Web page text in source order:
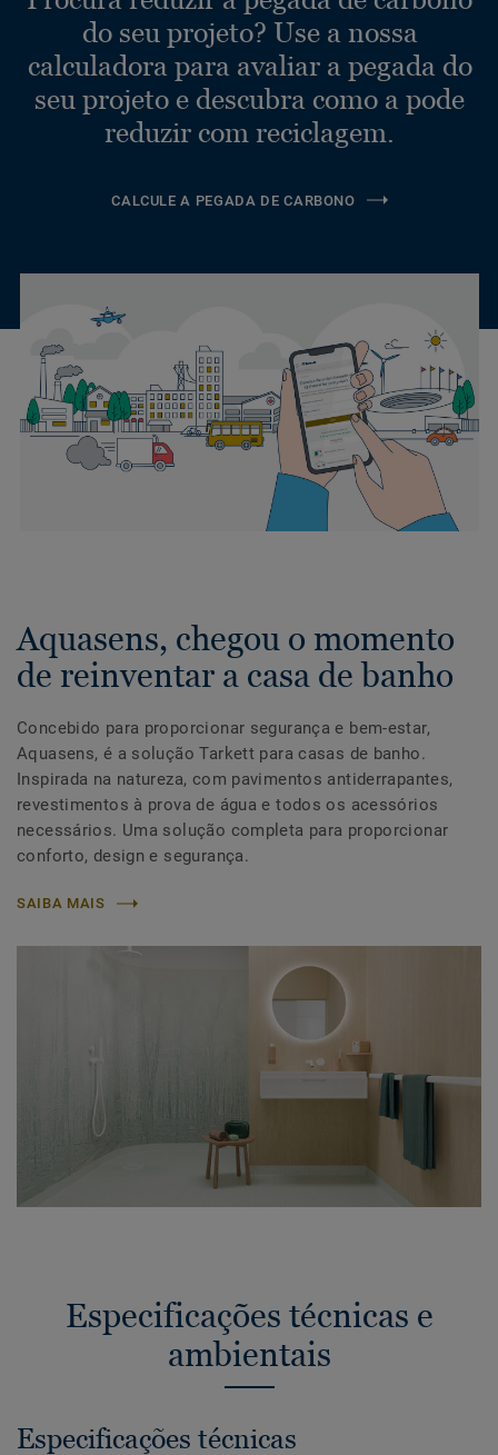
do seu projeto? Use a nossa
calculadora para avaliar a pegada do
seu projeto e descubra como a pode
reduzir com reciclagem.
CALCULE A PEGADA DE CARBONO
Aquasens, chegou o momento
de reinventar a casa de banho
Concebido para proporcionar segurança e bem-estar,
Aquasens, é a solução Tarkett para casas de banho.
Inspirada na natureza, com pavimentos antiderrapantes,
revestimentos à prova de água e todos os acessórios
necessários. Uma solução completa para proporcionar
conforto, design e segurança.
SAIBA MAIS
Especificações técnicas e
ambientais
Especificações técnicas